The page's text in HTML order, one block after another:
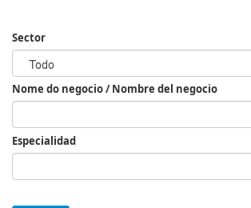
Sector
Todo
Sector
Nome do negocio / Nombre del negocio
Especialidad